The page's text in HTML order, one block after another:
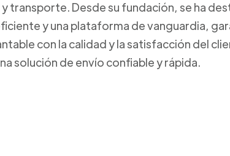
transporte. Desde su fundación, se ha
y una plataforma de vanguardia,
con la calidad y la satisfacción del
solución de envío confiable y rápida.